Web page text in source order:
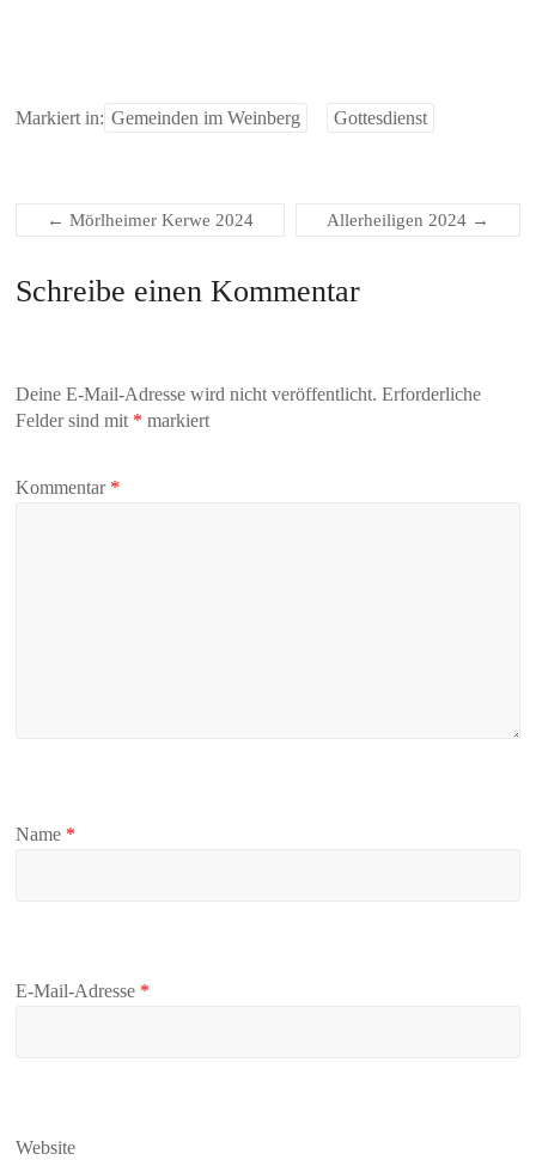
Markiert in: Gemeinden im Weinberg Gottesdienst
← Mörlheimer Kerwe 2024 Allerheiligen 2024 →
Schreibe einen Kommentar
Deine E-Mail-Adresse wird nicht veröffentlicht. Erforderliche
Felder sind mit * markiert
Kommentar *
Name *
E-Mail-Adresse *
Website